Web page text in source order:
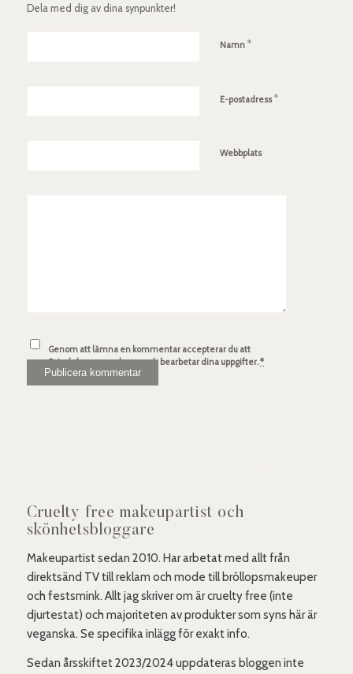
Dela med dig av dina synpunkter!
Namn *
E-postadress*
Webbplats
Genom att lämna en kommentar accepterar du att
Spindelsven.com lagrar och bearbetar dina uppgifter.*
Cruelty free makeupartist och
skönhetsbloggare
Makeupartist sedan 2010. Har arbetat med allt från
direktsänd TV till reklam och mode till bröllopsmakeuper
och festsmink. Allt jag skriver om är cruelty free (inte
djurtestat) och majoriteten av produkter som syns här är
veganska. Se specifika inlägg för exakt info.
Sedan årsskiftet 2023/2024 uppdateras bloggen inte